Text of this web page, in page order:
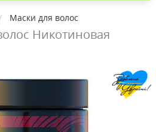
Маски для волос
Никотиновая